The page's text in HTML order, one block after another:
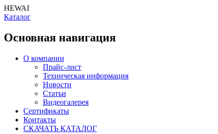
HEWAI
Каталог
Основная навигация
О компании
Прайс-лист
Техническая информация
Новости
Статьи
Видеогалерея
Сертификаты
Контакты
СКАЧАТЬ КАТАЛОГ